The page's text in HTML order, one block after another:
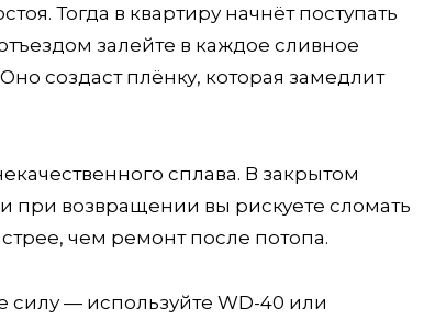
Тогда в квартиру начнёт поступать
залейте в каждое сливное
создаст плёнку, которая замедлит
сплава. В закрытом
при возвращении вы рискуете сломать
чем ремонт после потопа.
— используйте WD-40 или